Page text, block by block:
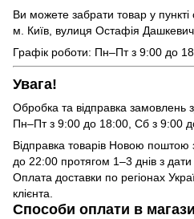
Ви можете забрати товар у
м. Київ, вулиця Остафія
Графік роботи: Пн–Пт з 9:00 до
Увага!
Обробка та відправка замовлень
Пн–Пт з 9:00 до 18:00, Сб з 9:00
Відправка товарів Новою поштою
до 22:00 протягом 1–3 днів з
Оплата доставки по регіонах
клієнта.
Способи оплати в